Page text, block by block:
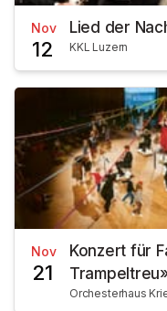
Nov
12
Lied der
KKL Luzern
Nov
21
Konzert für
Orchesterhaus